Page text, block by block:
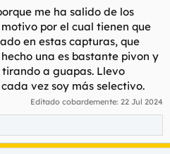
medio en bolas o en bolas que
pero sacar capturas a
años es lamentabilísimo.
me ha salido de los
por el cual tienen que
en estas capturas, que
una es bastante pivon y
a guapas. Llevo
vez soy más selectivo.
Editado cobardemente: 22 Jul 2024